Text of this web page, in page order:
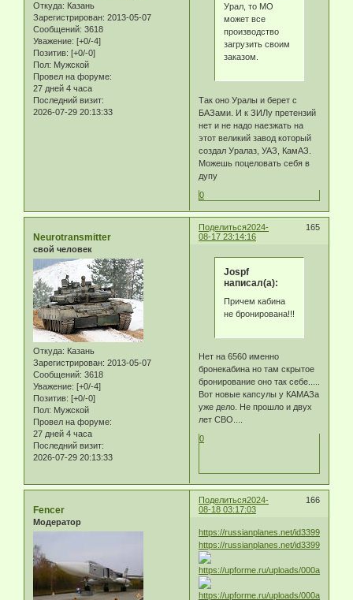
Откуда: Казань
Зарегистрирован: 2013-05-07
Сообщений: 3618
Уважение: [+0/-4]
Позитив: [+0/-0]
Пол: Мужской
Провел на форуме:
27 дней 4 часа
Последний визит:
2026-07-29 20:13:33
Урал, то МО
может все
производство
загрузить своим
заказом.
Так оно Уралы и берет с
БАЗами. И к ЗИЛу претензий
нет и не надо наезжать на
этот великий завод который
создал Уралаз, УАЗ, КамАЗ.
Можешь поцеловать себя в
дупу
0
Поделиться 165
2024-
08-17 23:14:16
Neurotransmitter
свой человек
Откуда: Казань
Зарегистрирован: 2013-05-07
Сообщений: 3618
Уважение: [+0/-4]
Позитив: [+0/-0]
Пол: Мужской
Провел на форуме:
27 дней 4 часа
Последний визит:
2026-07-29 20:13:33
Jospf
написал(а):
Причем кабина
не бронирована!!!
Нет на 6560 именно
бронекабина но там скрытое
бронирование оно так себе.....
Вот новые капсулы у КАМАЗа
уже дело. Не прошло и двух
лет СВО....
0
Поделиться 166
2024-
08-18 03:17:03
Fencer
Модератор
https://russianplanes.net/id339904
https://russianplanes.net/id339909